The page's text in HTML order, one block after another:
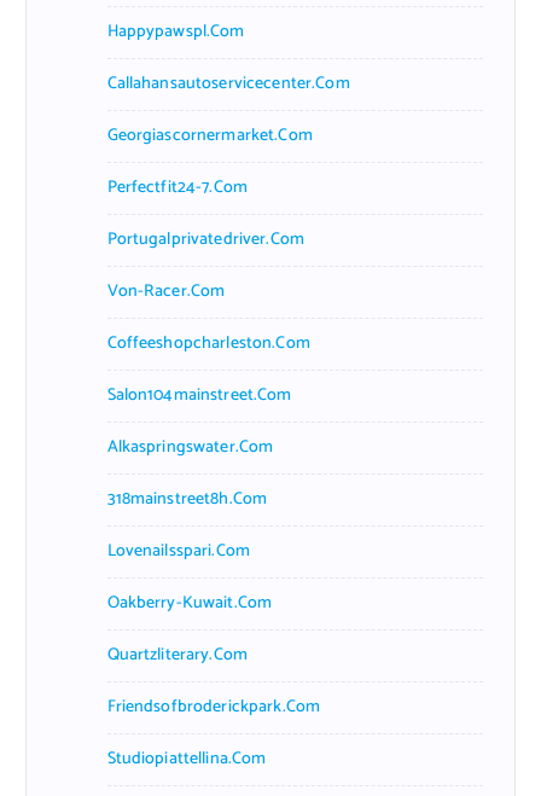
Happypawspl.com
Callahansautoservicecenter.com
Georgiascornermarket.com
Perfectfit24-7.com
Portugalprivatedriver.com
Von-Racer.com
Coffeeshopcharleston.com
Salon104mainstreet.com
Alkaspringswater.com
318mainstreet8h.com
Lovenailsspari.com
Oakberry-Kuwait.com
Quartzliterary.com
Friendsofbroderickpark.com
Studiopiattellina.com